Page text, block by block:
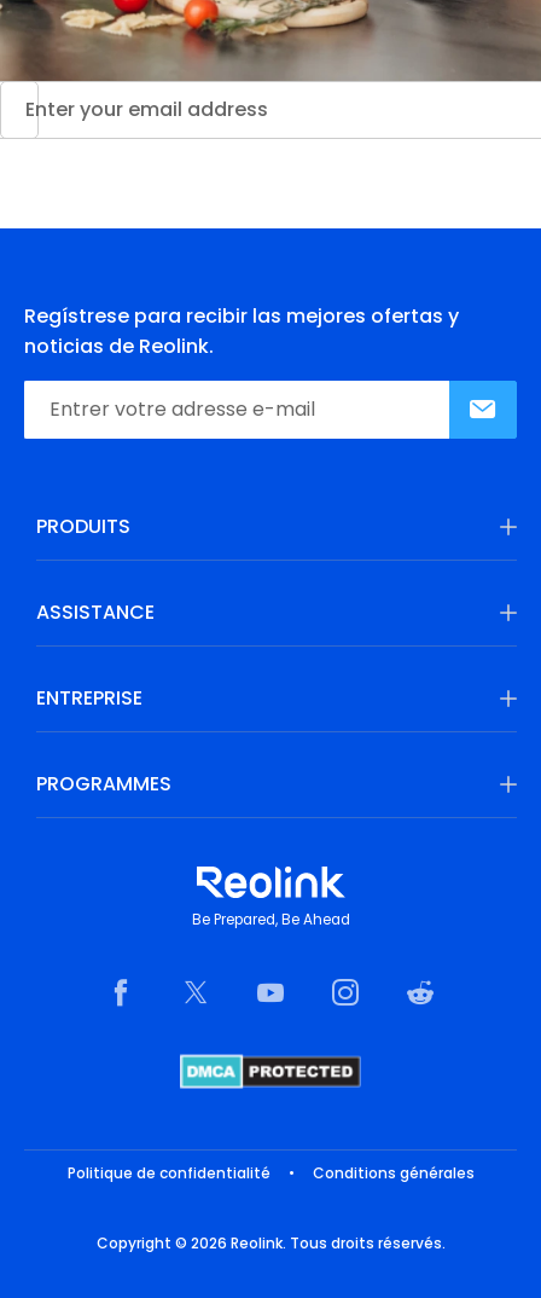
Regístrese para recibir las mejores ofertas y
noticias de Reolink.
PRODUITS
ASSISTANCE
ENTREPRISE
PROGRAMMES
Be Prepared, Be Ahead
Politique de confidentialité • Conditions générales
Copyright © 2026 Reolink. Tous droits réservés.